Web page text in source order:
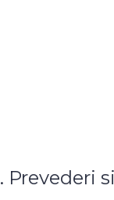
Prevederi